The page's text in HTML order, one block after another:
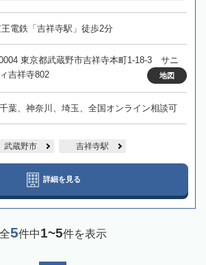
電鉄「吉祥寺駅」徒歩2分
東京都武蔵野市吉祥寺本町1-18-3 サニ
吉祥寺802
地図
葉、神奈川、埼玉、全国オンライン相談可
武蔵野市 吉祥寺駅
詳細を見る
全5件中1~5件を表示